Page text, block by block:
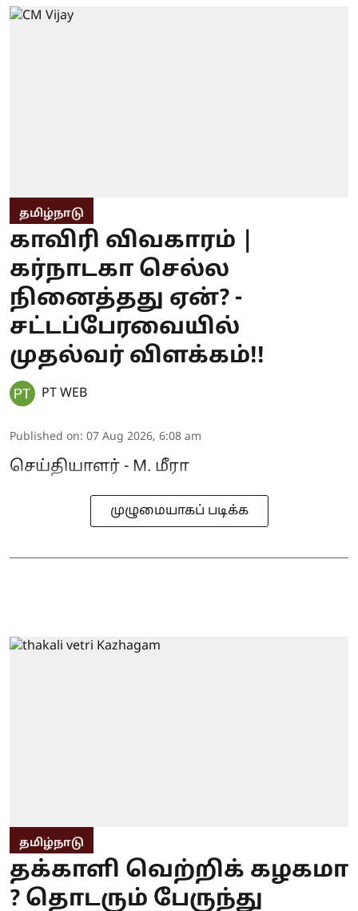
தமிழ்நாடு
காவிரி விவகாரம் |
கர்நாடகா செல்ல
நினைத்தது ஏன்? -
சட்டப்பேரவையில்
முதல்வர் விளக்கம்!!
PT WEB
Published on: 07 Aug 2026, 6:08 am
செய்தியாளர் - M. மீரா
முழுமையாகப் படிக்க
தமிழ்நாடு
தக்காளி வெற்றிக் கழகமா
? தொடரும் பேருந்து